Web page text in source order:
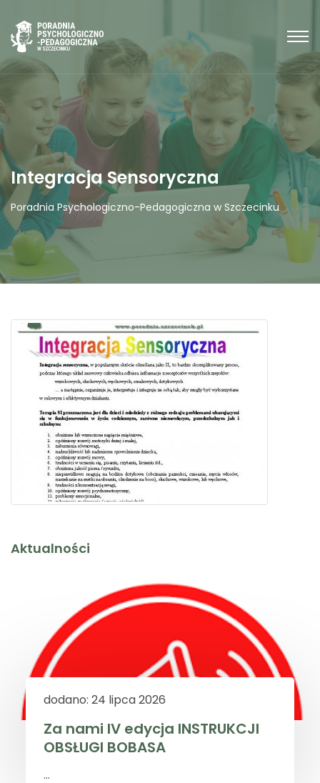
Integracja Sensoryczna
Poradnia Psychologiczno-Pedagogiczna w Szczecinku
Aktualności
dodano: 24 lipca 2026
Za nami IV edycja INSTRUKCJI
OBSŁUGI BOBASA
...